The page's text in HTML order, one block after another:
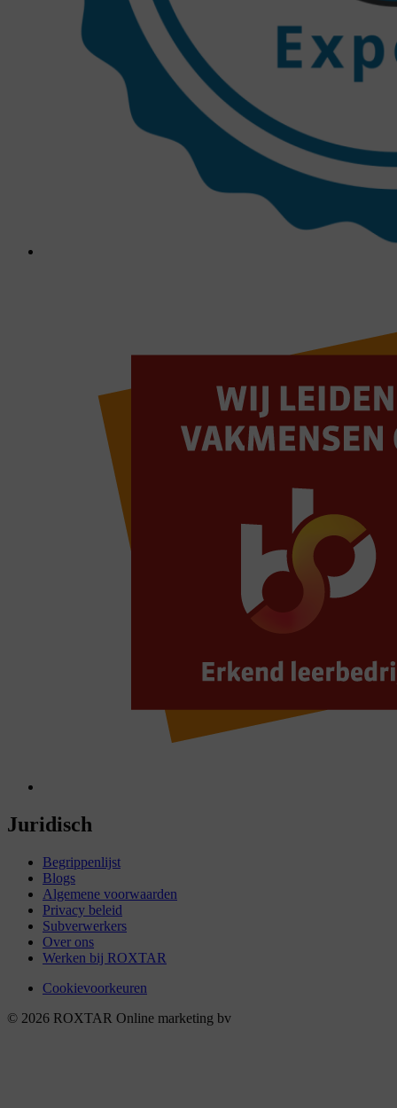
Juridisch
Begrippenlijst
Blogs
Algemene voorwaarden
Privacy beleid
Subverwerkers
Over ons
Werken bij ROXTAR
Cookievoorkeuren
© 2026 ROXTAR Online marketing bv